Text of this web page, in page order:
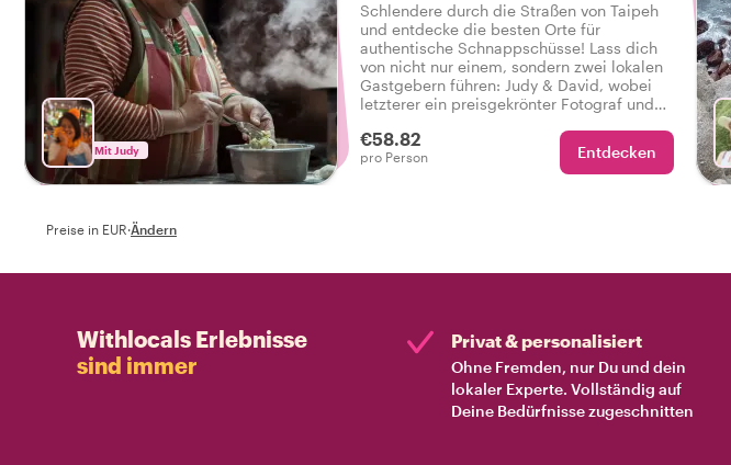
Mit Judy
Schlendere durch die Straßen von Taipeh
und entdecke die besten Orte für
authentische Schnappschüsse! Lass dich
von nicht nur einem, sondern zwei lokalen
Gastgebern führen: Judy & David, wobei
letzterer ein preisgekrönter Fotograf und
Perfekt für alle Fotografie-Liebhaber!
€58.82
pro Person Entdecken
Preise in EUR·Ändern
Withlocals Erlebnisse
sind immer
Privat & personalisiert
Ohne Fremden, nur Du und dein
lokaler Experte. Vollständig auf
Deine Bedürfnisse zugeschnitten